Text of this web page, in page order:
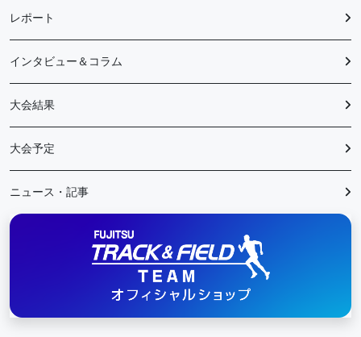
レポート
インタビュー＆コラム
大会結果
大会予定
ニュース・記事